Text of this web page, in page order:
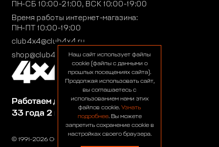
© 1991-2026 ООО «Сервис 4х4»
Работаем для вас:
33 года 2 месяца 24 дня
ПН-СБ 10:00-21:00, ВСК 10:00-19:00
Время работы интернет-магазина:
ПН-ПТ 10:00-19:00
club4x4@club4x4.ru
shop@club4x4.ruНаш сайт использует файлы
cookie (файлы с данными о
прошлых посещениях сайта).
Продолжая использовать сайт,
вы соглашаетесь с
использованием нами этих
файлов cookie. Узнать
подробнее. Вы можете
запретить сохранение cookie в
настройках своего браузера.